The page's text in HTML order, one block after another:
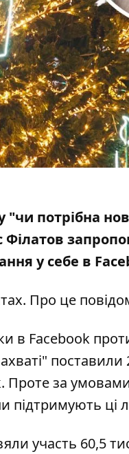
"чи потрібна
Філатов
у себе в
Про це
в Facebook
за
підтримують ці
участь 60,5